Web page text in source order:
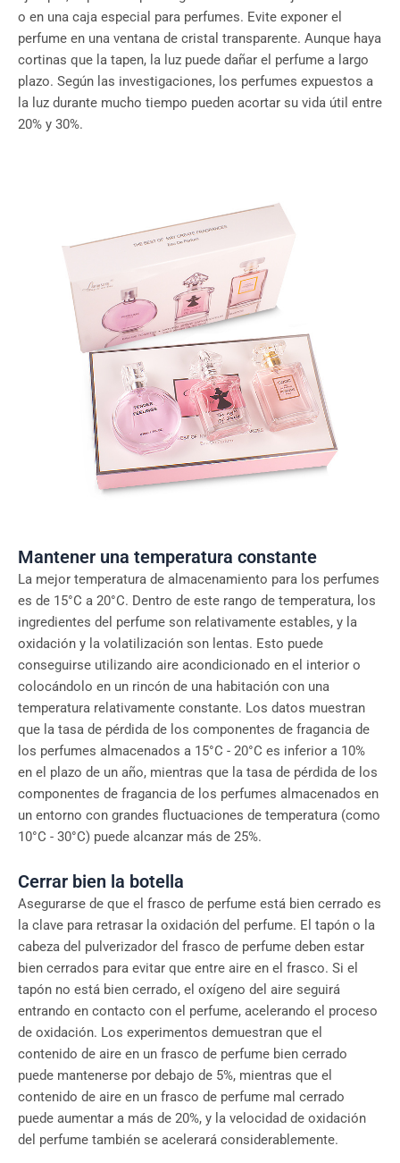
o en una caja especial para perfumes. Evite exponer el
perfume en una ventana de cristal transparente. Aunque haya
cortinas que la tapen, la luz puede dañar el perfume a largo
plazo. Según las investigaciones, los perfumes expuestos a
la luz durante mucho tiempo pueden acortar su vida útil entre
20% y 30%.
Mantener una temperatura constante
La mejor temperatura de almacenamiento para los perfumes
es de 15°C a 20°C. Dentro de este rango de temperatura, los
ingredientes del perfume son relativamente estables, y la
oxidación y la volatilización son lentas. Esto puede
conseguirse utilizando aire acondicionado en el interior o
colocándolo en un rincón de una habitación con una
temperatura relativamente constante. Los datos muestran
que la tasa de pérdida de los componentes de fragancia de
los perfumes almacenados a 15°C - 20°C es inferior a 10%
en el plazo de un año, mientras que la tasa de pérdida de los
componentes de fragancia de los perfumes almacenados en
un entorno con grandes fluctuaciones de temperatura (como
10°C - 30°C) puede alcanzar más de 25%.
Cerrar bien la botella
Asegurarse de que el frasco de perfume está bien cerrado es
la clave para retrasar la oxidación del perfume. El tapón o la
cabeza del pulverizador del frasco de perfume deben estar
bien cerrados para evitar que entre aire en el frasco. Si el
tapón no está bien cerrado, el oxígeno del aire seguirá
entrando en contacto con el perfume, acelerando el proceso
de oxidación. Los experimentos demuestran que el
contenido de aire en un frasco de perfume bien cerrado
puede mantenerse por debajo de 5%, mientras que el
contenido de aire en un frasco de perfume mal cerrado
puede aumentar a más de 20%, y la velocidad de oxidación
del perfume también se acelerará considerablemente.